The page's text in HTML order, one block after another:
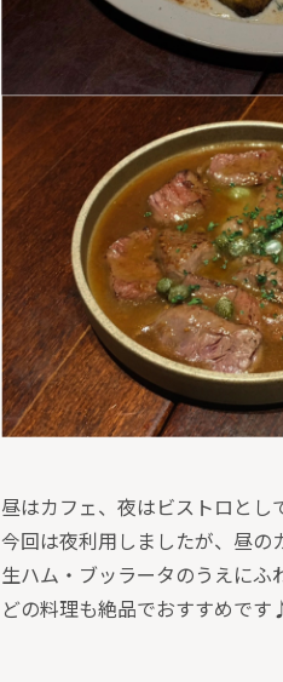
昼はカフェ、夜はビストロとし
今回は夜利用しましたが、昼の
生ハム・ブッラータのうえに
どの料理も絶品でおすすめです